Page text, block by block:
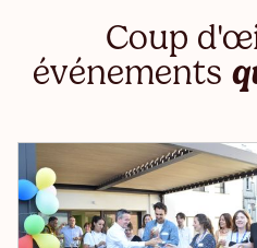
Coup
événements